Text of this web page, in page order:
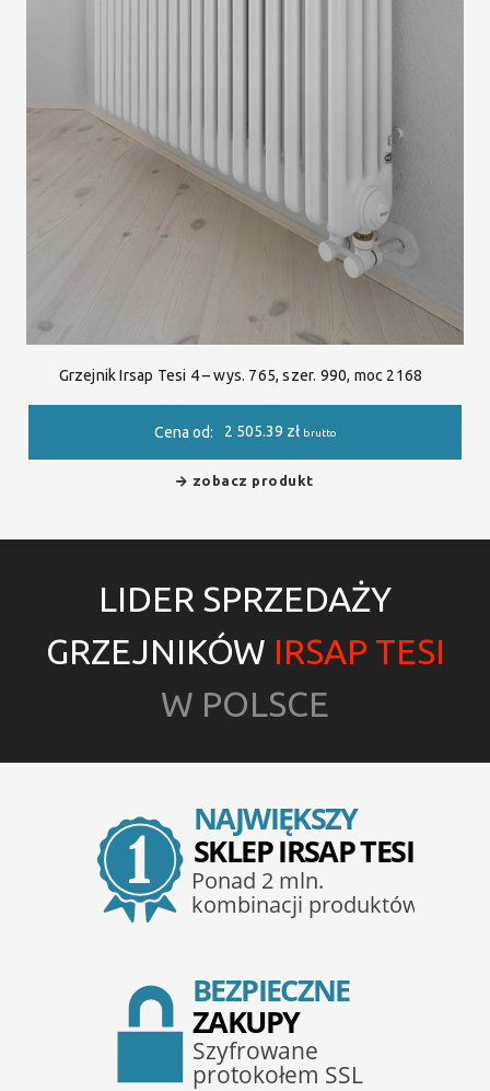
Grzejnik Irsap Tesi 4 – wys. 765, szer. 990, moc 2168
Cena od: 2 505.39 zł brutto
zobacz produkt
LIDER SPRZEDAŻY
GRZEJNIKÓW IRSAP TESI
W POLSCE